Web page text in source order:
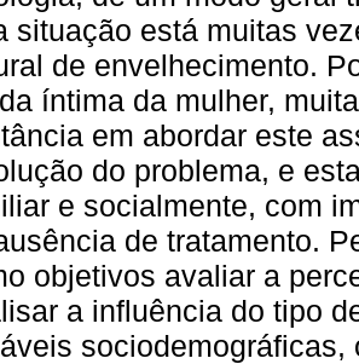
situação está muitas
de envelhecimento.
íntima da mulher,
em abordar este
do problema, e
e socialmente, com
de tratamento.
objetivos avaliar a
a influência do tipo